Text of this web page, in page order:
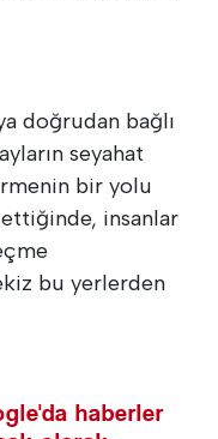
doğrudan bağlı
seyahat
bir yolu
insanlar
bu yerlerden
haberler